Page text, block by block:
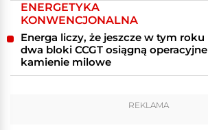
ENERGETYKA
KONWENCJONALNA
Energa liczy, że jeszcze w tym roku
dwa bloki CCGT osiągną operacyjne
kamienie milowe
REKLAMA